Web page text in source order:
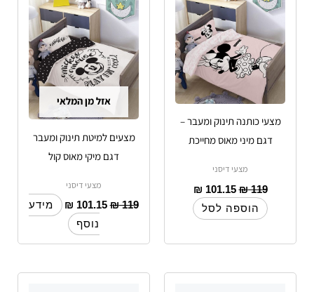
מצעי כותנה תינוק ומעבר –
דגם מיני מאוס מחייכת
מצעי דיסני
₪119
₪ 101.15
הוספה לסל
אזל מן המלאי
מצעים למיטת תינוק ומעבר
דגם מיקי מאוס קול
מצעי דיסני
₪119
₪ 101.15
מידע
נוסף